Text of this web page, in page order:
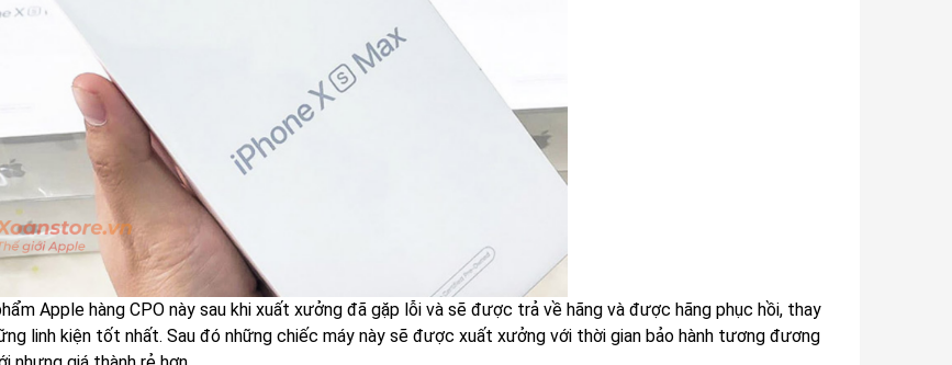
Apple hàng CPO này sau khi xuất xưởng đã gặp lỗi và sẽ được trả về hãng và được hãng phục hồi, thay
linh kiện tốt nhất. Sau đó những chiếc máy này sẽ được xuất xưởng với thời gian bảo hành tương đương